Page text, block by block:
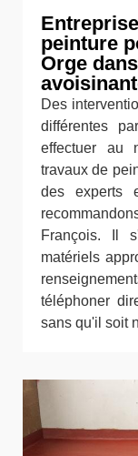
peinture
Orge
Des
différentes
effectuer au
travaux de
des experts
François. Il
matériels
téléphoner
sans qu'il soit